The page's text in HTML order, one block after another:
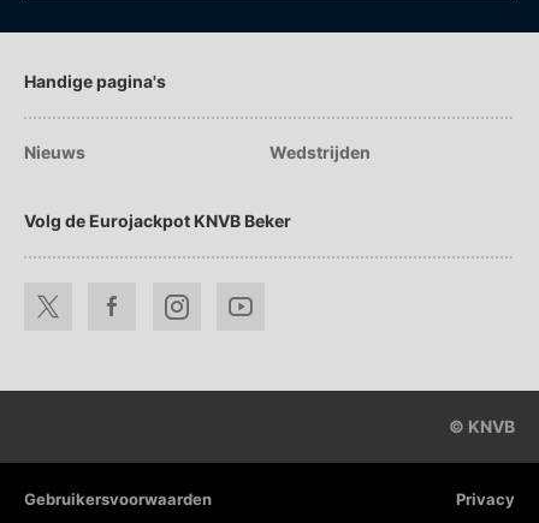
Handige pagina's
Nieuws Wedstrijden
Volg de Eurojackpot KNVB Beker
Gebruikersvoorwaarden Privacy
© KNVB